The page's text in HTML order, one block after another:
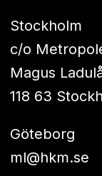
Stockholm
c/o
Magus
118 63
Göteborg
ml@hkm.se